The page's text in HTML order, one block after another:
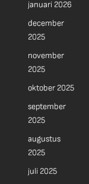
januari 2026
december
2025
november
2025
oktober 2025
september
2025
augustus
2025
juli 2025